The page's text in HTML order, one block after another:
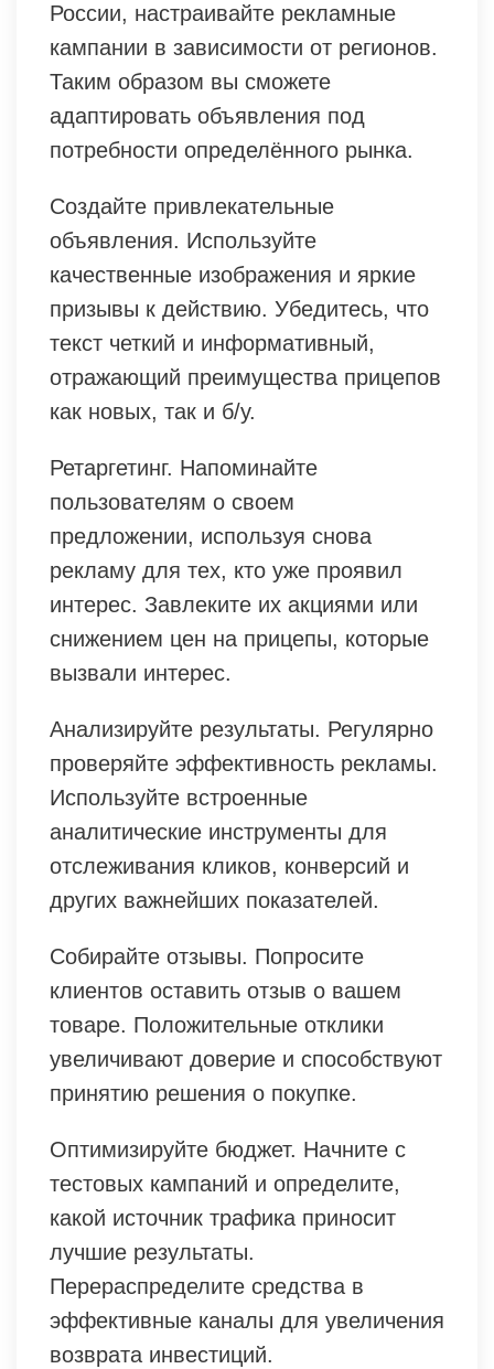
России, настраивайте рекламные
кампании в зависимости от регионов.
Таким образом вы сможете
адаптировать объявления под
потребности определённого рынка.
Создайте привлекательные
объявления. Используйте
качественные изображения и яркие
призывы к действию. Убедитесь, что
текст четкий и информативный,
отражающий преимущества прицепов
как новых, так и б/у.
Ретаргетинг. Напоминайте
пользователям о своем
предложении, используя снова
рекламу для тех, кто уже проявил
интерес. Завлеките их акциями или
снижением цен на прицепы, которые
вызвали интерес.
Анализируйте результаты. Регулярно
проверяйте эффективность рекламы.
Используйте встроенные
аналитические инструменты для
отслеживания кликов, конверсий и
других важнейших показателей.
Собирайте отзывы. Попросите
клиентов оставить отзыв о вашем
товаре. Положительные отклики
увеличивают доверие и способствуют
принятию решения о покупке.
Оптимизируйте бюджет. Начните с
тестовых кампаний и определите,
какой источник трафика приносит
лучшие результаты.
Перераспределите средства в
эффективные каналы для увеличения
возврата инвестиций.